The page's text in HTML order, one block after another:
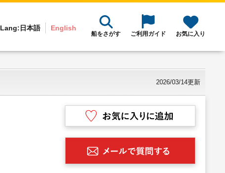
Lang: 日本語 English
船をさがす ご利用ガイド お気に入り
2026/03/14更新